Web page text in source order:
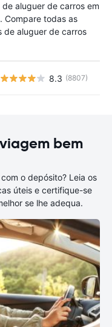
aluguer de carros em
Compare todas as
de aluguer de carros
8.3 (8807)
bem
o depósito? Leia os
úteis e certifique-se
se lhe adequa.